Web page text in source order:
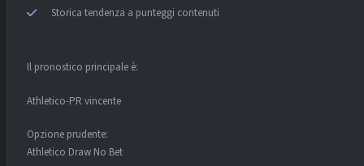
Storica tendenza a punteggi contenuti
Il pronostico principale è:
Athletico-PR vincente
Opzione prudente:
Athletico Draw No Bet